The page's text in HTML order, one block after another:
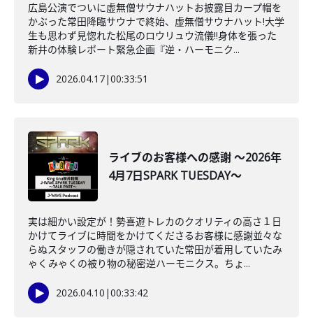
広島公演でついに虚無僧サウナハットお披露目カープ帽を
かぶった常田降臨サウナで終始、虚無僧サウナハット!大学
生も思わず見惚れた松尾のロウリュウ流儀‼身体を張った
新井の体験レポート緊急企画『逆・ハーモニク...
2026.04.17|00:33:51
ライブのお客様への感謝 ～2026年
4月7日SPARK TUESDAY～
実は細かい設定が！勢喜遊トレカのクオリティの高さ１日
かけてライブに時間をかけてくださるお客様に感謝並々な
らぬスタッフの働きが隠されていた常田が着用していたみ
ゃくみゃくの被り物の秘密逆ハーモニクス。ちょ...
2026.04.10 |00:33:42